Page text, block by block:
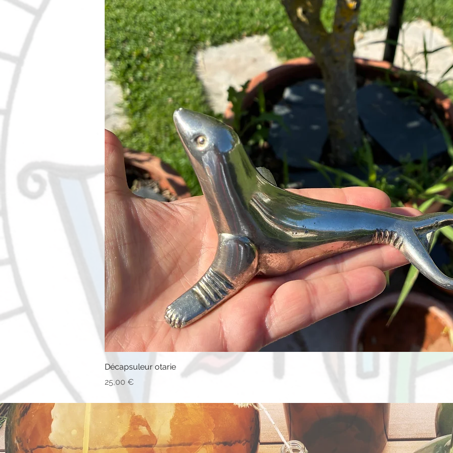
Décapsuleur otarie
Prix
25,00 €